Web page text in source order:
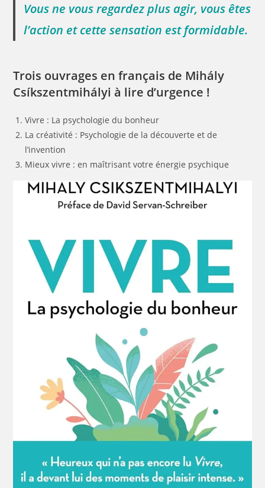
Vous ne vous regardez plus agir, vous êtes
l’action et cette sensation est formidable.
Trois ouvrages en français de Mihály
Csíkszentmihályi à lire d’urgence !
Vivre : La psychologie du bonheur
La créativité : Psychologie de la découverte et de
l’invention
Mieux vivre : en maîtrisant votre énergie psychique